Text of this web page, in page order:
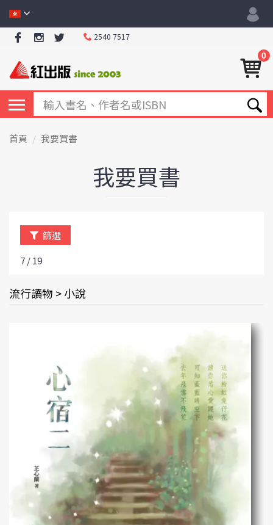
2540 7517
0
首頁 我要買書
我要買書
篩選
7 / 19
流行讀物 > 小說